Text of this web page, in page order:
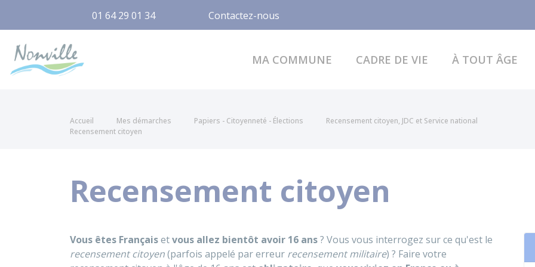
01 64 29 01 34 Contactez-nous
MA COMMUNE CADRE DE VIE À TOUT ÂGE
Accueil Mes démarches Papiers - Citoyenneté - Élections
Recensement citoyen, JDC et Service national
Recensement citoyen
Recensement citoyen
Vous êtes Françaisetvous allez bientôt avoir 16 ans? Vous vous interrogez sur ce qu'est le
recensement citoyen(parfois appelé par erreur recensement militaire) ? Faire votre